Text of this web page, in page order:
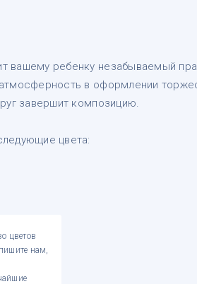
вашему ребенку незабываемый
в оформлении
завершит композицию.
цвета:
цветов
нам,